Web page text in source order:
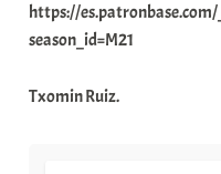
https://
season_id=M21
Txomin Ruiz.